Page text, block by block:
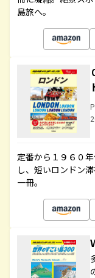
島旅へ。
定番から１９６０
し、短いロンドン
一冊。